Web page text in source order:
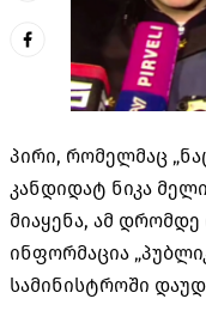
პირი, რომელმაც
კანდიდატ ნიკა
მიაყენა, ამ
ინფორმაცია
სამინისტროში